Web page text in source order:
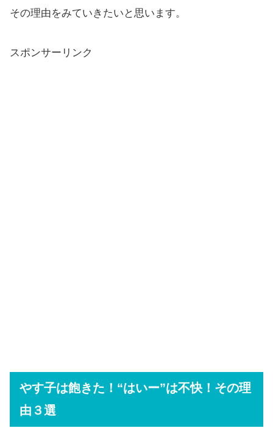
その理由をみていきたいと思います。
スポンサーリンク
やす子は飽きた！“はいー”は不快！その理
由３選